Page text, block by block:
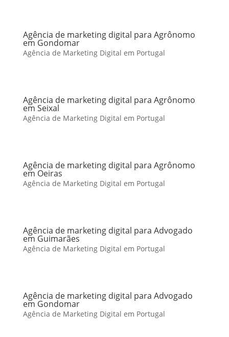
Agência de marketing digital para Agrônomo
em Gondomar
Agência de Marketing Digital em Portugal
Agência de marketing digital para Agrônomo
em Seixal
Agência de Marketing Digital em Portugal
Agência de marketing digital para Agrônomo
em Oeiras
Agência de Marketing Digital em Portugal
Agência de marketing digital para Advogado
em Guimarães
Agência de Marketing Digital em Portugal
Agência de marketing digital para Advogado
em Gondomar
Agência de Marketing Digital em Portugal